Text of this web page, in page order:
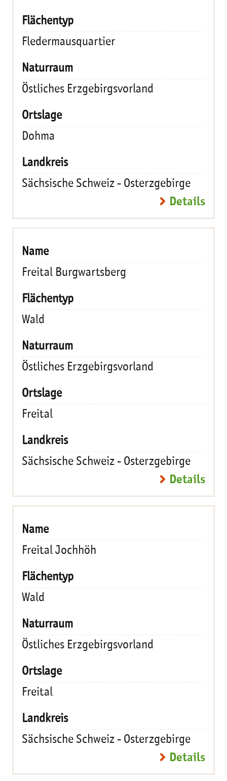
Fledermausquartier
Östliches Erzgebirgsvorland
Dohma
Sächsische Schweiz - Osterzgebirge
Details
Freital Burgwartsberg
Wald
Östliches Erzgebirgsvorland
Freital
Sächsische Schweiz - Osterzgebirge
Details
Freital Jochhöh
Wald
Östliches Erzgebirgsvorland
Freital
Sächsische Schweiz - Osterzgebirge
Details